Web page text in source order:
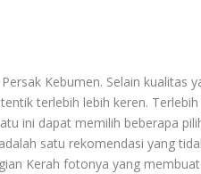
Kebumen. Selain kualitas
terlebih lebih keren.
ini dapat memilih beberapa
satu rekomendasi yang
Kerah fotonya yang